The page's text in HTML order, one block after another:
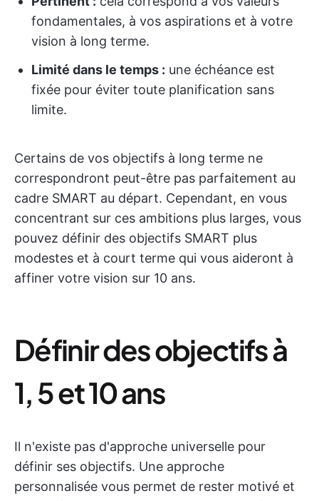
fondamentales, à vos aspirations et à votre
vision à long terme.
Limité dans le temps : une échéance est
fixée pour éviter toute planification sans
limite.
Certains de vos objectifs à long terme ne
correspondront peut-être pas parfaitement au
cadre SMART au départ. Cependant, en vous
concentrant sur ces ambitions plus larges, vous
pouvez définir des objectifs SMART plus
modestes et à court terme qui vous aideront à
affiner votre vision sur 10 ans.
Définir des objectifs à
1, 5 et 10 ans
Il n'existe pas d'approche universelle pour
définir ses objectifs. Une approche
personnalisée vous permet de rester motivé et